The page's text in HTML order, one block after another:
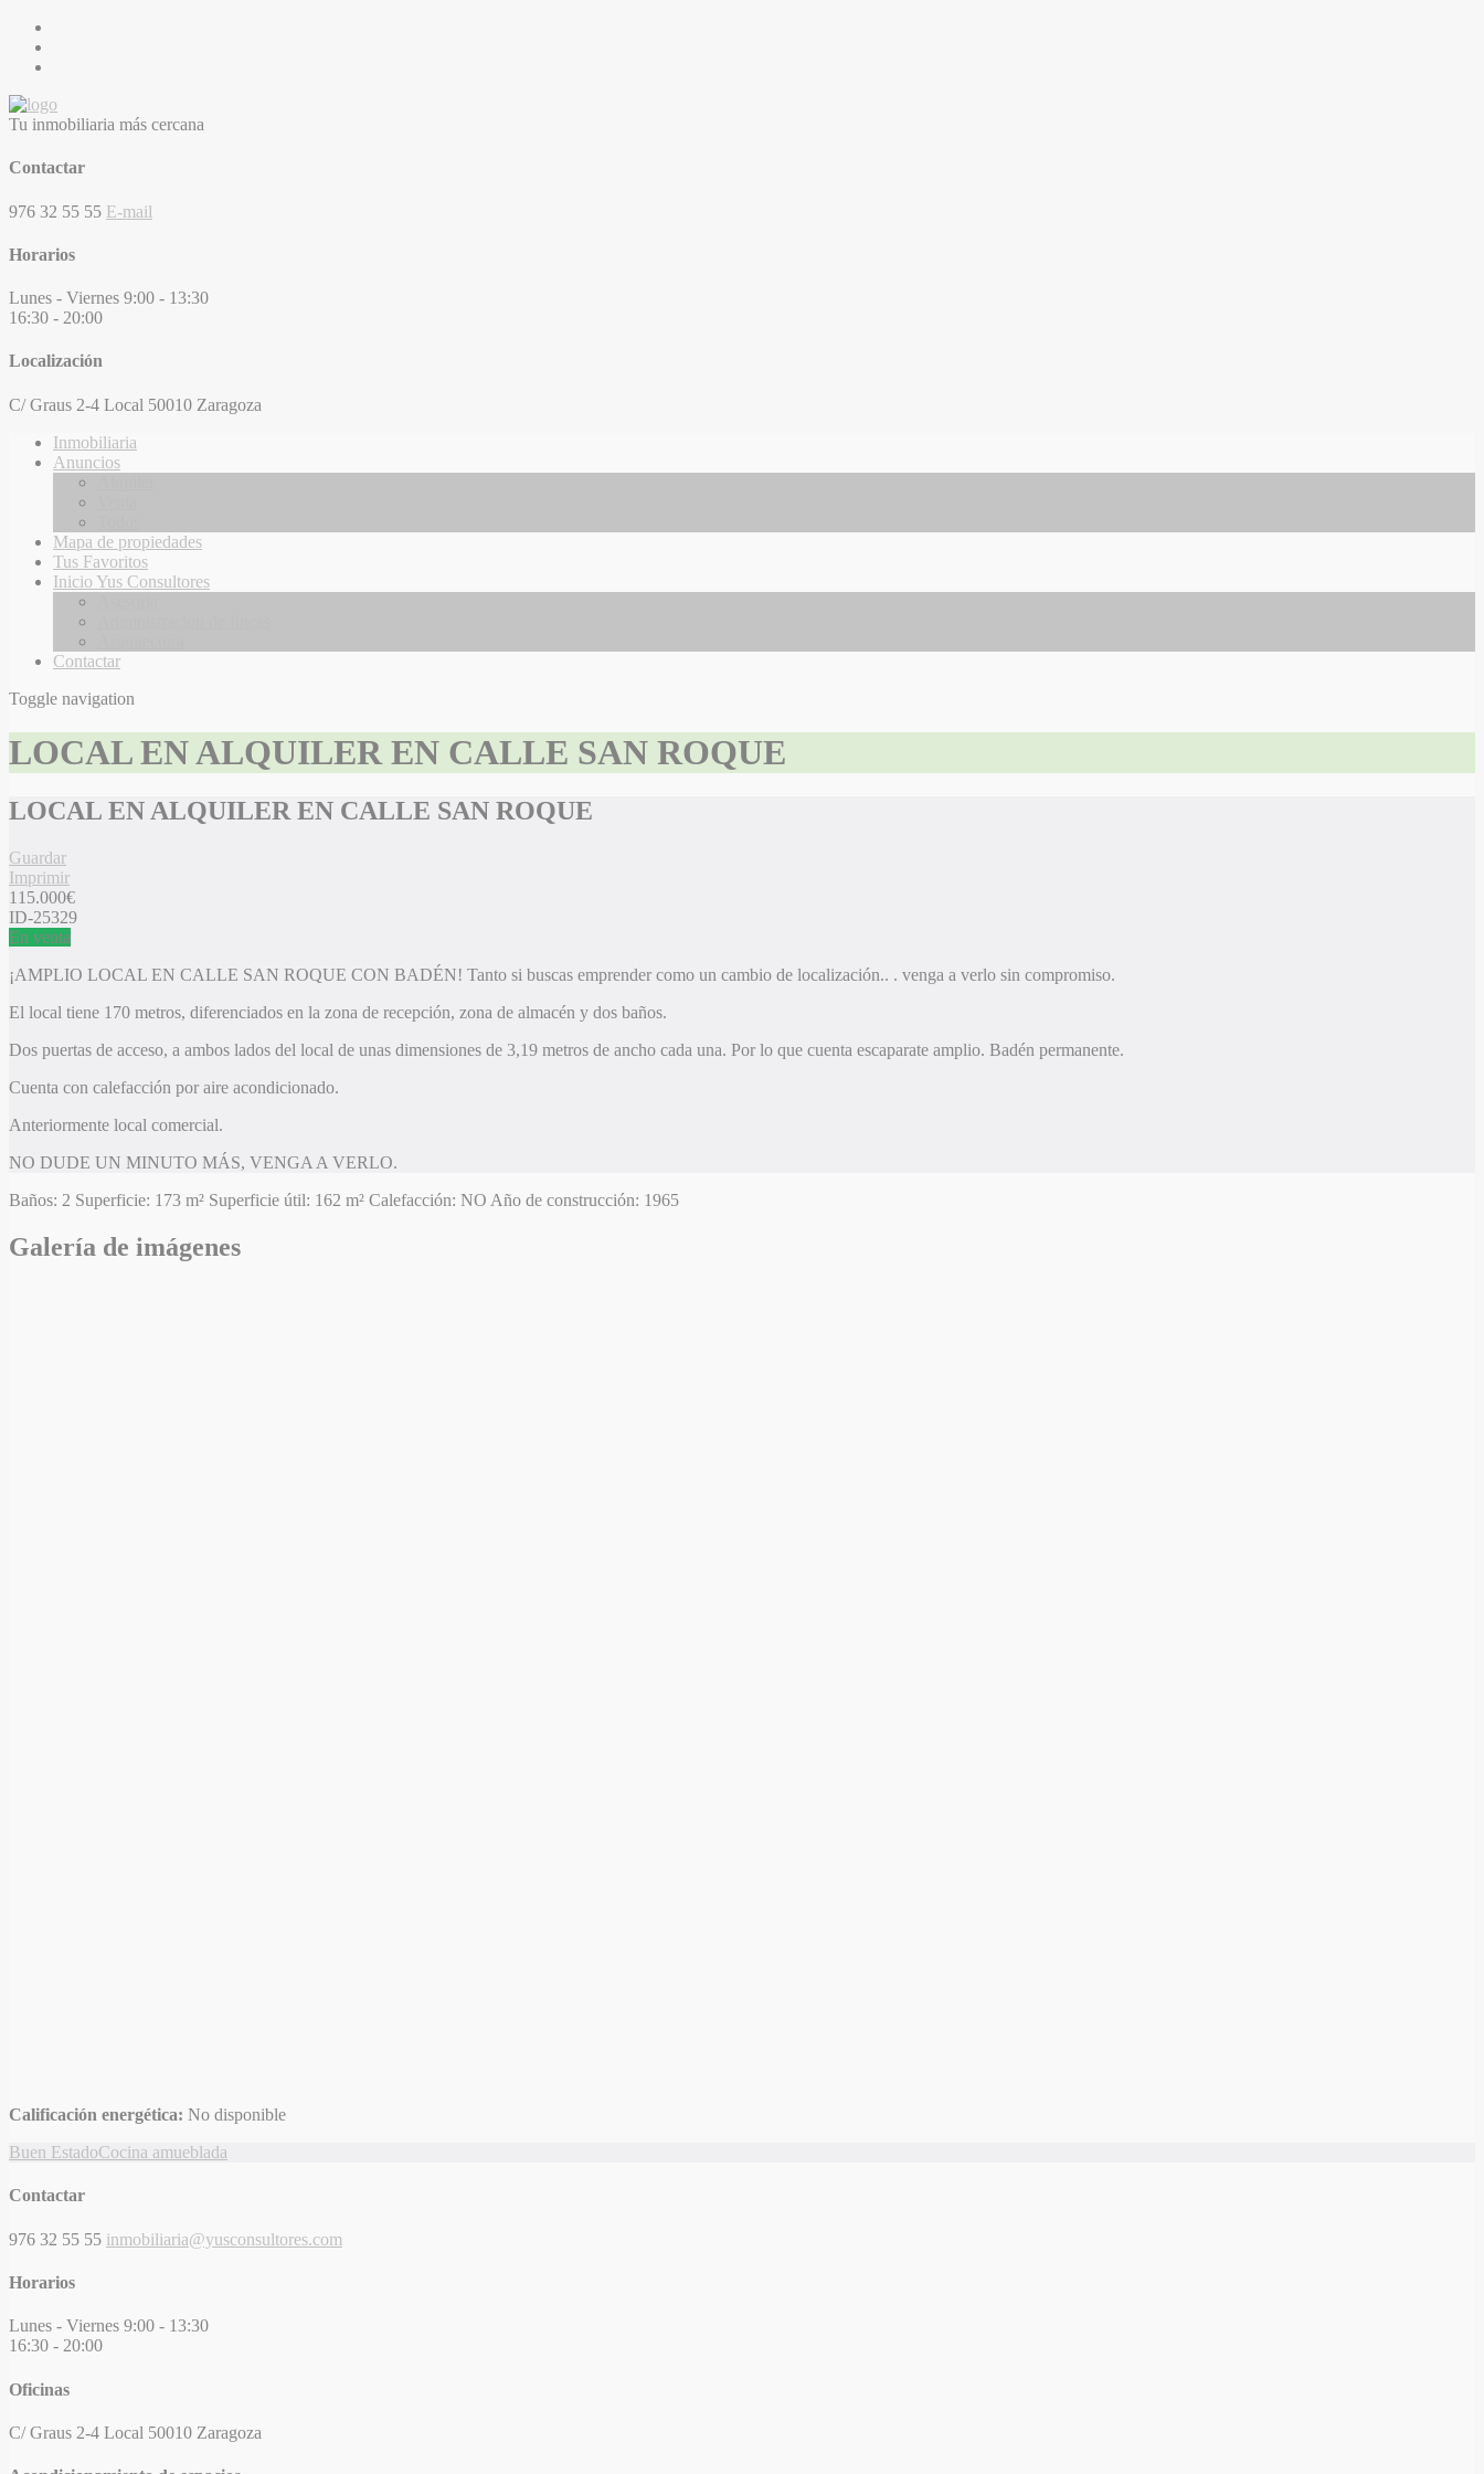
Tu inmobiliaria más cercana
Contactar
976 32 55 55 E-mail
Horarios
Lunes - Viernes 9:00 - 13:30
16:30 - 20:00
Localización
C/ Graus 2-4 Local 50010 Zaragoza
Inmobiliaria
Anuncios
Mapa de propiedades
Tus Favoritos
Inicio Yus Consultores
Contactar
Toggle navigation
LOCAL EN ALQUILER EN CALLE SAN ROQUE
LOCAL EN ALQUILER EN CALLE SAN ROQUE
Guardar
Imprimir
115.000€
ID-25329
En venta
¡AMPLIO LOCAL EN CALLE SAN ROQUE CON BADÉN! Tanto si buscas emprender como un cambio de localización.. . venga a verlo sin compromiso.
El local tiene 170 metros, diferenciados en la zona de recepción, zona de almacén y dos baños.
Dos puertas de acceso, a ambos lados del local de unas dimensiones de 3,19 metros de ancho cada una. Por lo que cuenta escaparate amplio. Badén permanente.
Cuenta con calefacción por aire acondicionado.
Anteriormente local comercial.
NO DUDE UN MINUTO MÁS, VENGA A VERLO.
Baños: 2 Superficie: 173 m² Superficie útil: 162 m² Calefacción: NO Año de construcción: 1965
Galería de imágenes
Calificación energética: No disponible
Buen EstadoCocina amueblada
Contactar
976 32 55 55 inmobiliaria@yusconsultores.com
Horarios
Lunes - Viernes 9:00 - 13:30
16:30 - 20:00
Oficinas
C/ Graus 2-4 Local 50010 Zaragoza